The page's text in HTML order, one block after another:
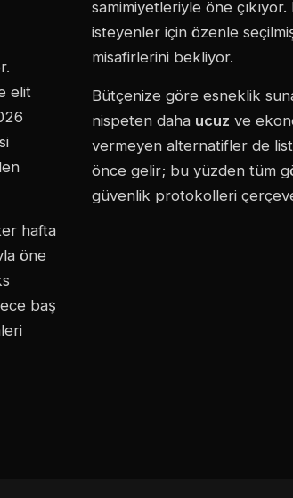
elit
hafta
öne
baş
samimiyetleriyle öne
isteyenler için özenle
misafirlerini bekliyor.
Bütçenize göre esneklik
nispeten daha ucuz ve
vermeyen alternatifler de
önce gelir; bu yüzden tüm
güvenlik protokolleri